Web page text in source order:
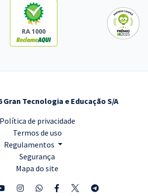
RA 1000
Gran Tecnologia e Educação S/A
Política de privacidade
Termos de uso
Regulamentos
Segurança
Mapa do site